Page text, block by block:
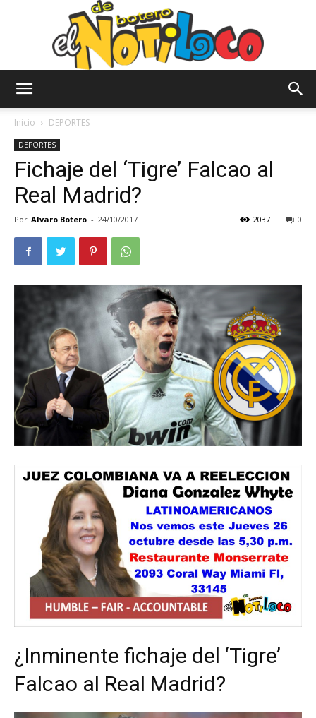
Notiloco
Botero
Inicio DEPORTES
DEPORTES
Fichaje del ‘Tigre’ Falcao al
Real Madrid?
Por Alvaro Botero - 24/10/2017 0
2037
¿Inminente fichaje del ‘Tigre’
Falcao al Real Madrid?